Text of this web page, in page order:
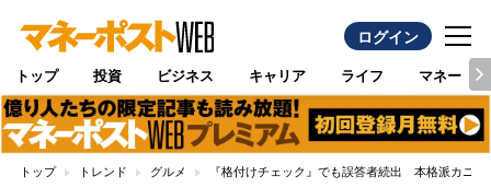
ログイン
トップ 投資 ビジネス キャリア ライフ マネー
トップ トレンド グルメ 『格付けチェック』でも誤答者続出 本格派カニ